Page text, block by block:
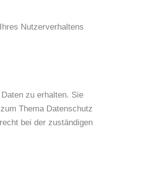
Nutzerverhaltens
zu erhalten. Sie
Thema Datenschutz
bei der zuständigen